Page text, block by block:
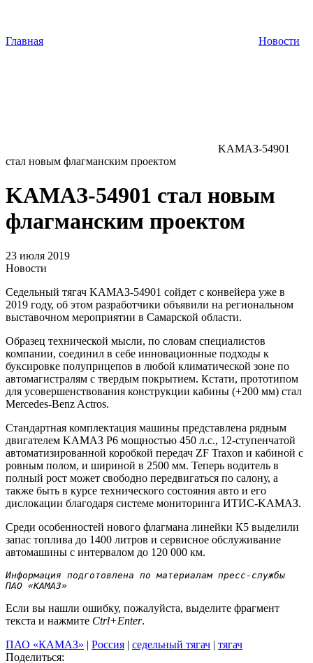
Главная Новости
KAMAЗ-54901
стал новым флагманским проектом
KAMAЗ-54901 стал новым
флагманским проектом
23 июля 2019
Новости
Седельный тягач KAMAЗ-54901 сойдет с конвейера уже в
2019 году, об этом разработчики объявили на региональном
выставочном мероприятии в Самарской области.
Образец технической мысли, по словам специалистов
компании, соединил в себе инновационные подходы к
буксировке полуприцепов в любой климатической зоне по
автомагистралям с твердым покрытием. Кстати, прототипом
для усовершенствования конструкции кабины (+200 мм) стал
Mercedes-Benz Actros.
Стандартная комплектация машины представлена рядным
двигателем KAMAЗ Р6 мощностью 450 л.с., 12-ступенчатой
автоматизированной коробкой передач ZF Traxon и кабиной с
ровным полом, и шириной в 2500 мм. Теперь водитель в
полный рост может свободно передвигаться по салону, а
также быть в курсе технического состояния авто и его
дислокации благодаря системе мониторинга ИТИС-KAMAЗ.
Среди особенностей нового флагмана линейки К5 выделили
запас топлива до 1400 литров и сервисное обслуживание
автомашины с интервалом до 120 000 км.
Информация подготовлена по материалам пресс-службы
ПАО «КАМАЗ»
Если вы нашли ошибку, пожалуйста, выделите фрагмент
текста и нажмите Ctrl+Enter.
ПАО «КАМАЗ» | Россия | седельный тягач | тягач
Поделиться: